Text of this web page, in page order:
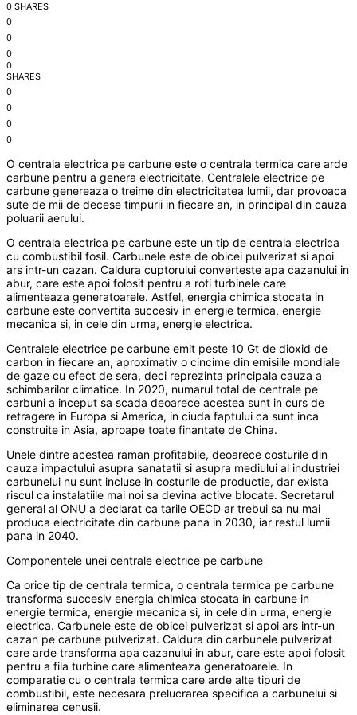
0 SHARES
0
0
0
0
SHARES
0
0
0
0
O centrala electrica pe carbune este o centrala termica care arde
carbune pentru a genera electricitate. Centralele electrice pe
carbune genereaza o treime din electricitatea lumii, dar provoaca
sute de mii de decese timpurii in fiecare an, in principal din cauza
poluarii aerului.
O centrala electrica pe carbune este un tip de centrala electrica
cu combustibil fosil. Carbunele este de obicei pulverizat si apoi
ars intr-un cazan. Caldura cuptorului converteste apa cazanului in
abur, care este apoi folosit pentru a roti turbinele care
alimenteaza generatoarele. Astfel, energia chimica stocata in
carbune este convertita succesiv in energie termica, energie
mecanica si, in cele din urma, energie electrica.
Centralele electrice pe carbune emit peste 10 Gt de dioxid de
carbon in fiecare an, aproximativ o cincime din emisiile mondiale
de gaze cu efect de sera, deci reprezinta principala cauza a
schimbarilor climatice. In 2020, numarul total de centrale pe
carbuni a inceput sa scada deoarece acestea sunt in curs de
retragere in Europa si America, in ciuda faptului ca sunt inca
construite in Asia, aproape toate finantate de China.
Unele dintre acestea raman profitabile, deoarece costurile din
cauza impactului asupra sanatatii si asupra mediului al industriei
carbunelui nu sunt incluse in costurile de productie, dar exista
riscul ca instalatiile mai noi sa devina active blocate. Secretarul
general al ONU a declarat ca tarile OECD ar trebui sa nu mai
produca electricitate din carbune pana in 2030, iar restul lumii
pana in 2040.
Componentele unei centrale electrice pe carbune
Ca orice tip de centrala termica, o centrala termica pe carbune
transforma succesiv energia chimica stocata in carbune in
energie termica, energie mecanica si, in cele din urma, energie
electrica. Carbunele este de obicei pulverizat si apoi ars intr-un
cazan pe carbune pulverizat. Caldura din carbunele pulverizat
care arde transforma apa cazanului in abur, care este apoi folosit
pentru a fila turbine care alimenteaza generatoarele. In
comparatie cu o centrala termica care arde alte tipuri de
combustibil, este necesara prelucrarea specifica a carbunelui si
eliminarea cenusii.